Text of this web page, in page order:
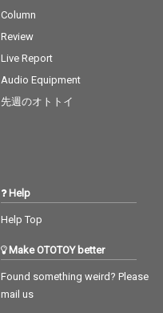
Column
Review
Live Report
Audio Equipment
先週のオトトイ
Help
Help Top
Make OTOTOY better
Found something weird? Please
mail us